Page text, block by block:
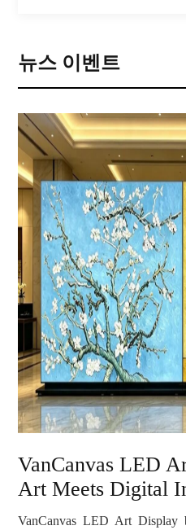
뉴스 이벤트
VanCanvas LED
Art Meets Digital
VanCanvas LED Art Display